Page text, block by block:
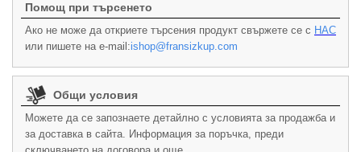
Помощ при търсенето
Ако не може да откриете търсения продукт свържете се с НАС
или пишете на e-mail:ishop@fransizkup.com
Общи условия
Можете да се запознаете детайлно с условията за продажба и
за доставка в сайта. Информация за поръчка, преди